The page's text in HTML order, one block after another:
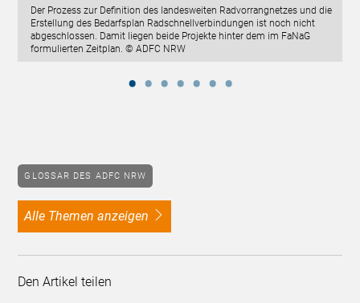
Der Prozess zur Definition des landesweiten Radvorrangnetzes und die
Erstellung des Bedarfsplan Radschnellverbindungen ist noch nicht
abgeschlossen. Damit liegen beide Projekte hinter dem im FaNaG
formulierten Zeitplan. © ADFC NRW
GLOSSAR DES ADFC NRW
alle Themen anzeigen
Den Artikel teilen